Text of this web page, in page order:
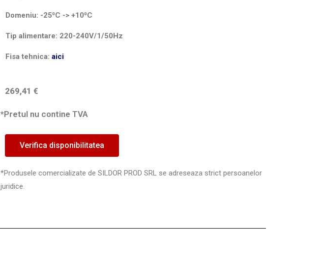
Domeniu: -25⁰C -> +10⁰C
Tip alimentare: 220-240V/1/50Hz
Fisa tehnica: aici
269,41 €
*Pretul nu contine TVA
Verifica disponibilitatea
*Produsele comercializate de SILDOR PROD SRL se adreseaza strict persoanelor
juridice.